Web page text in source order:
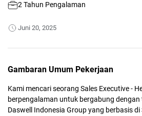
2 Tahun Pengalaman
Juni 20, 2025
Gambaran Umum Pekerjaan
Kami mencari seorang Sales Executive -
berpengalaman untuk bergabung
Daswell Indonesia Group yang berbasis